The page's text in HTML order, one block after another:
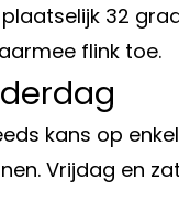
32
flink toe.
kans op
Vrijdag en